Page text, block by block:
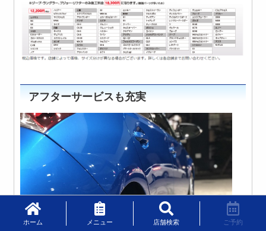
アフターサービスも充実
ホーム メニュー 店舗検索 ご予約